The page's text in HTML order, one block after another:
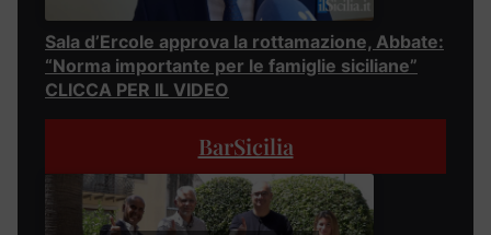
Sala d’Ercole approva la rottamazione, Abbate:
“Norma importante per le famiglie siciliane”
CLICCA PER IL VIDEO
BarSicilia